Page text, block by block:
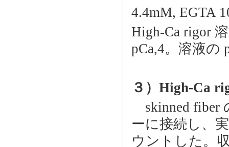
4.4mM, EGTA
High-Ca rigor
pCa,4。溶液の
３）High-Ca
skinned fiber
ーに接続し、
ウントした。